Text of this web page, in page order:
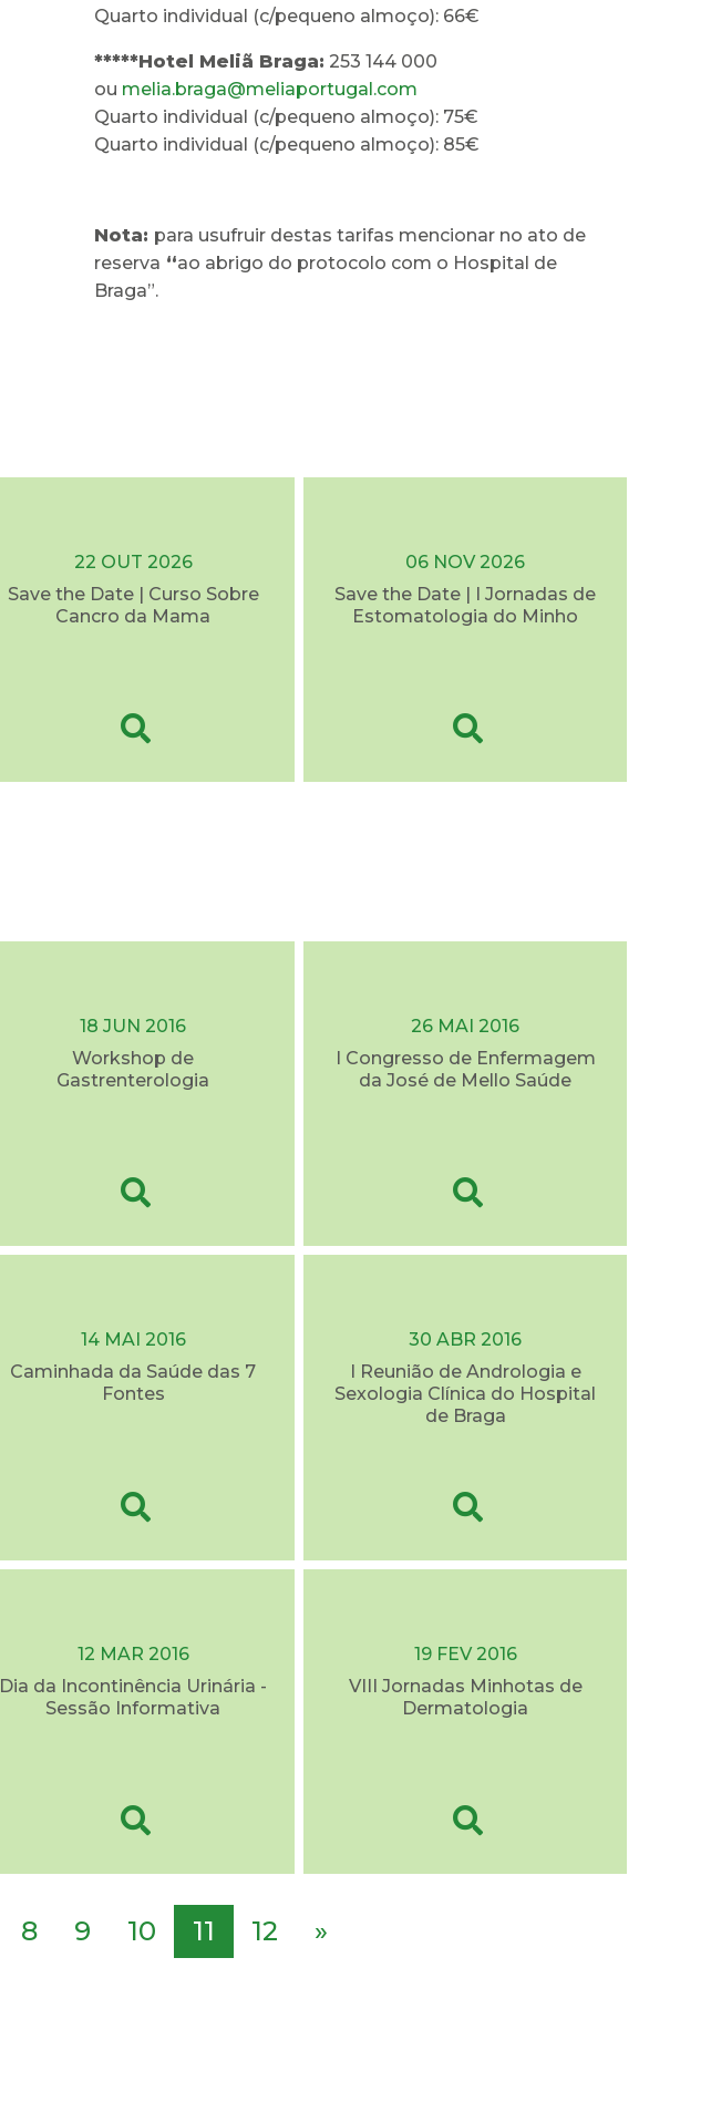
Quarto individual (c/pequeno almoço): 66€
*****Hotel Meliã Braga: 253 144 000
ou melia.braga@meliaportugal.com
Quarto individual (c/pequeno almoço): 75€
Quarto individual (c/pequeno almoço): 85€
Nota: para usufruir destas tarifas mencionar no ato de
reserva “ao abrigo do protocolo com o Hospital de
Braga”.
22 OUT 2026
Save the Date | Curso Sobre
Cancro da Mama
06 NOV 2026
Save the Date | I Jornadas de
Estomatologia do Minho
18 JUN 2016
Workshop de
Gastrenterologia
26 MAI 2016
I Congresso de Enfermagem
da José de Mello Saúde
14 MAI 2016
Caminhada da Saúde das 7
Fontes
30 ABR 2016
I Reunião de Andrologia e
Sexologia Clínica do Hospital
de Braga
12 MAR 2016
Dia da Incontinência Urinária -
Sessão Informativa
19 FEV 2016
VIII Jornadas Minhotas de
Dermatologia
8 9 10 11 12 »